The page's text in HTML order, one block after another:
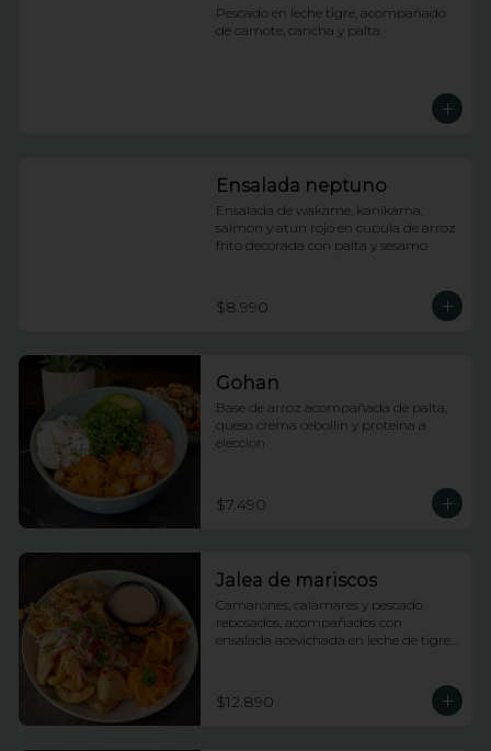
Pescado en leche tigre, acompañado
de camote, cancha y palta
Ensalada neptuno
Ensalada de wakame, kanikama,
salmon y atun rojo en cupula de arroz
frito decorada con palta y sesamo
$8.990
Gohan
Base de arroz acompañada de palta,
queso crema cebollin y proteina a
eleccion
$7.490
Jalea de mariscos
Camarones, calamares y pescado
rebosados, acompañados con
ensalada acevichada en leche de tigre
$12.890